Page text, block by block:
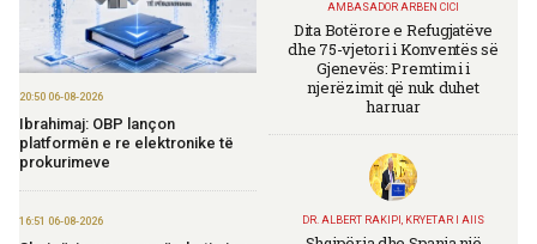
20:50 06-08-2026
Ibrahimaj: OBP lançon
platformën e re elektronike të
prokurimeve
16:51 06-08-2026
AMBASADOR ARBEN CICI
Dita Botërore e Refugjatëve
dhe 75-vjetori i Konventës së
Gjenevës: Premtimi i
njerëzimit që nuk duhet
harruar
DR. ALBERT RAKIPI, KRYETAR I AIIS